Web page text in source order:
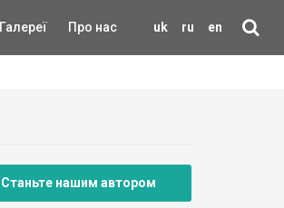
uk ru en
Галереї Про нас
Станьте нашим автором